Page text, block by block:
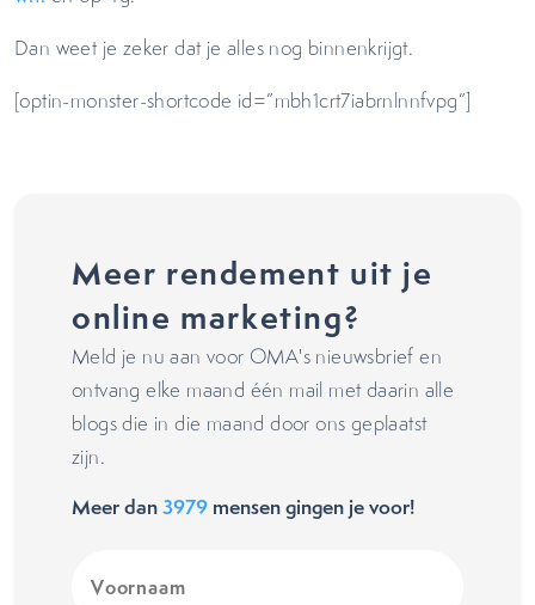
Dan weet je zeker dat je alles nog binnenkrijgt.
[optin-monster-shortcode id=”mbh1crt7iabrnlnnfvpg”]
Meer rendement uit je
online marketing?
Meld je nu aan voor OMA's nieuwsbrief en
ontvang elke maand één mail met daarin alle
blogs die in die maand door ons geplaatst
zijn.
Meer dan3979 mensen gingen je voor!
(Vereist)